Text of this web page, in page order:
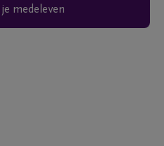
je medeleven